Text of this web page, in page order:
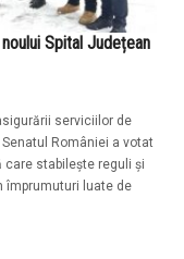
Spital Județean
serviciilor de
României a votat
care stabilește reguli și
împrumuturi luate de